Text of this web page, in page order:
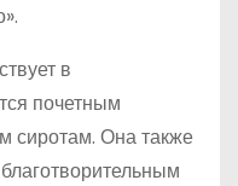
в
почетным
сиротам. Она также